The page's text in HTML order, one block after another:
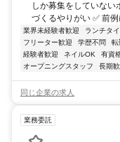
しか募集をしていない
づくるやりがい ✅ 前
業界未経験者歓迎 ランチタ
フリーター歓迎
学歴不問 転
経験者歓迎
ネイルOK 有資
オープニングスタッフ
長期
同じ企業の求人
業務委託